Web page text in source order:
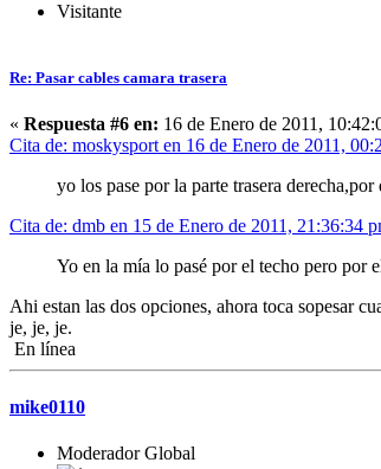
Visitante
Re: Pasar cables camara trasera
« Respuesta #6 en: 16 de Enero de 2011,
Cita de: moskysport en 16 de Enero de 2011,
yo los pase por la parte trasera
Cita de: dmb en 15 de Enero de 2011, 21:36:34
Yo en la mía lo pasé por el techo pero por
Ahi estan las dos opciones, ahora toca sopesar
je, je, je.
En línea
mike0110
Moderador Global